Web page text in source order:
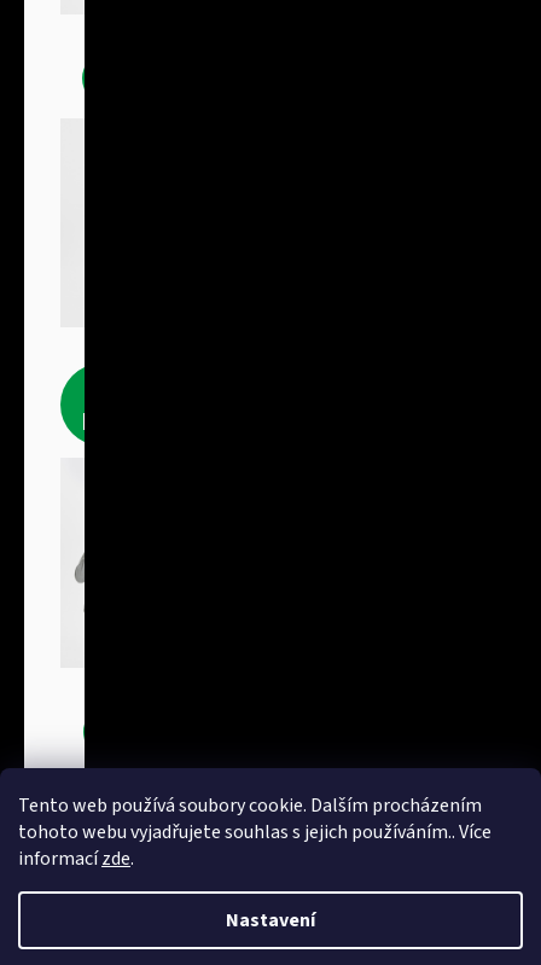
Tento web používá soubory cookie. Dalším procházením
tohoto webu vyjadřujete souhlas s jejich používáním.. Více
informacízde.
Nastavení
produkty
Vytvořil Shoptet